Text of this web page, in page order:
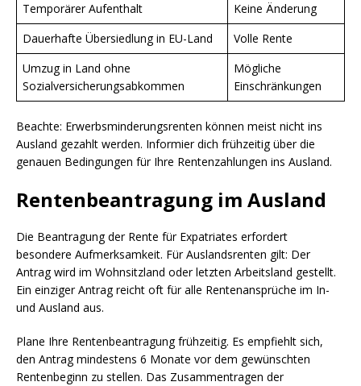
Temporärer Aufenthalt
Keine Änderung
Dauerhafte Übersiedlung in EU-Land
Volle Rente
Umzug in Land ohne
Sozialversicherungsabkommen
Mögliche
Einschränkungen
Beachte: Erwerbsminderungsrenten können meist nicht ins
Ausland gezahlt werden. Informier dich frühzeitig über die
genauen Bedingungen für Ihre Rentenzahlungen ins Ausland.
Rentenbeantragung im Ausland
Die Beantragung der Rente für Expatriates erfordert
besondere Aufmerksamkeit. Für Auslandsrenten gilt: Der
Antrag wird im Wohnsitzland oder letzten Arbeitsland gestellt.
Ein einziger Antrag reicht oft für alle Rentenansprüche im In-
und Ausland aus.
Plane Ihre Rentenbeantragung frühzeitig. Es empfiehlt sich,
den Antrag mindestens 6 Monate vor dem gewünschten
Rentenbeginn zu stellen. Das Zusammentragen der